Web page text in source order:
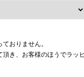
おりません。
き、お客様のほうでラッ